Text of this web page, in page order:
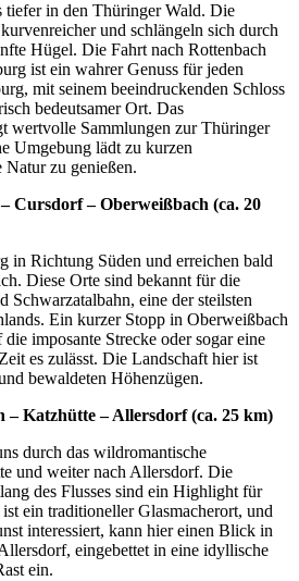
tiefer in den Thüringer Wald. Die
und schlängeln sich durch
Hügel. Die Fahrt nach Rottenbach
ist ein wahrer Genuss für jeden
mit seinem beeindruckenden Schloss
bedeutsamer Ort. Das
wertvolle Sammlungen zur Thüringer
Umgebung lädt zu kurzen
Natur zu genießen.
Cursdorf – Oberweißbach (ca. 20
in Richtung Süden und erreichen bald
Diese Orte sind bekannt für die
Schwarzatalbahn, eine der steilsten
Ein kurzer Stopp in Oberweißbach
imposante Strecke oder sogar eine
es zulässt. Die Landschaft hier ist
bewaldeten Höhenzügen.
– Katzhütte – Allersdorf (ca. 25 km)
durch das wildromantische
und weiter nach Allersdorf. Die
des Flusses sind ein Highlight für
ein traditioneller Glasmacherort, und
interessiert, kann hier einen Blick in
eingebettet in eine idyllische
ein.